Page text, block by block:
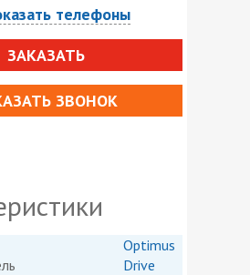
телефоны
ЗАКАЗАТЬ
ЗВОНОК
Optimus
Drive